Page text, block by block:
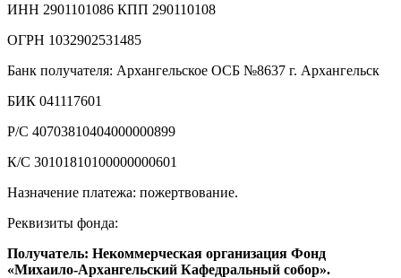
ИНН 2901101086 КПП 290110108
ОГРН 1032902531485
Банк получателя: Архангельское ОСБ №8637 г. Архангельск
БИК 041117601
Р/С 40703810404000000899
К/С 30101810100000000601
Назначение платежа: пожертвование.
Реквизиты фонда:
Получатель: Некоммерческая организация Фонд
«Михаило-Архангельский Кафедральный собор».